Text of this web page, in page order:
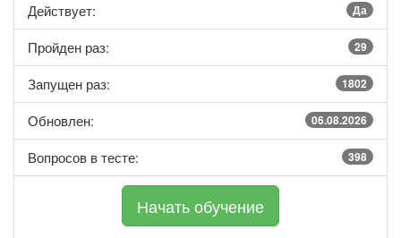
Действует:
Да
Пройден раз: 29
Запущен раз: 1802
Обновлен: 06.08.2026
Вопросов в тесте: 398